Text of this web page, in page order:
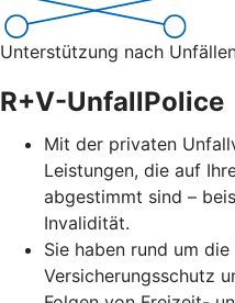
Unterstützung nach
R+V-UnfallPolice
Mit der privaten
Leistungen, die auf
abgestimmt sind –
Invalidität.
Sie haben rund um
Versicherungsschutz